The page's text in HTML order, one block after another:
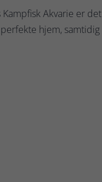
Akvarie er det
hjem, samtidig